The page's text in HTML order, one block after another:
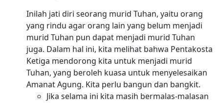
Inilah jati diri seorang murid Tuhan, yaitu orang
yang rindu agar orang lain yang belum menjadi
murid Tuhan pun dapat menjadi murid Tuhan
juga. Dalam hal ini, kita melihat bahwa Pentakosta
Ketiga mendorong kita untuk menjadi murid
Tuhan, yang beroleh kuasa untuk menyelesaikan
Amanat Agung. Kita perlu bangun dan bangkit.
Jika selama ini kita masih bermalas-malasan